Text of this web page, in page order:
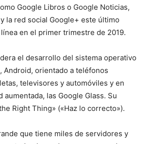
Google Libros o Google Noticias,
la red social Google+ este último
en el primer trimestre de 2019.
el desarrollo del sistema operativo
Android, orientado a teléfonos
televisores y automóviles y en
aumentada, las Google Glass. Su
Right Thing» («Haz lo correcto»).
que tiene miles de servidores y